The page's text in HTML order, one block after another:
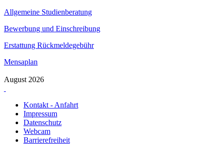
Allgemeine Studienberatung
Bewerbung und Einschreibung
Erstattung Rückmeldegebühr
Mensaplan
August 2026
Kontakt - Anfahrt
Impressum
Datenschutz
Webcam
Barrierefreiheit